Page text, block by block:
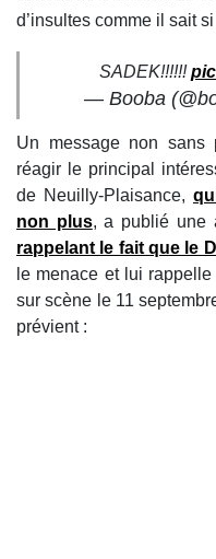
d’insultes comme il sait
SADEK!!!!!!
— Booba
Un message non sans
réagir le principal
de Neuilly-Plaisance,
non plus, a publié une
rappelant le fait que le
le menace et lui
sur scène le 11
prévient :